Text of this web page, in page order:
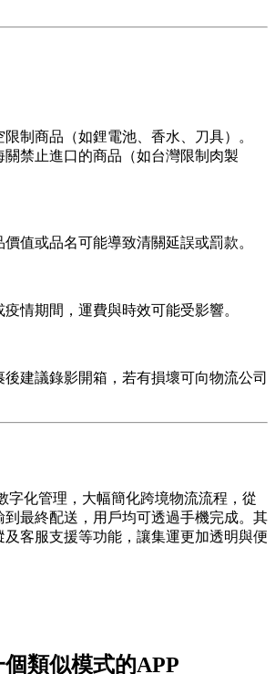
限制商品（如鋰電池、香水、刀具）。
關禁止進口的商品（如台灣限制肉製
價值或品名可能導致清關延誤或罰款。
疫情期間，運費與時效可能受影響。
後建議錄影開箱，若有損壞可向物流公司
字化管理，大幅簡化跨境物流流程，從
到最終配送，用戶均可透過手機完成。其
及客服支援等功能，讓集運更加透明與便
類似模式的APP